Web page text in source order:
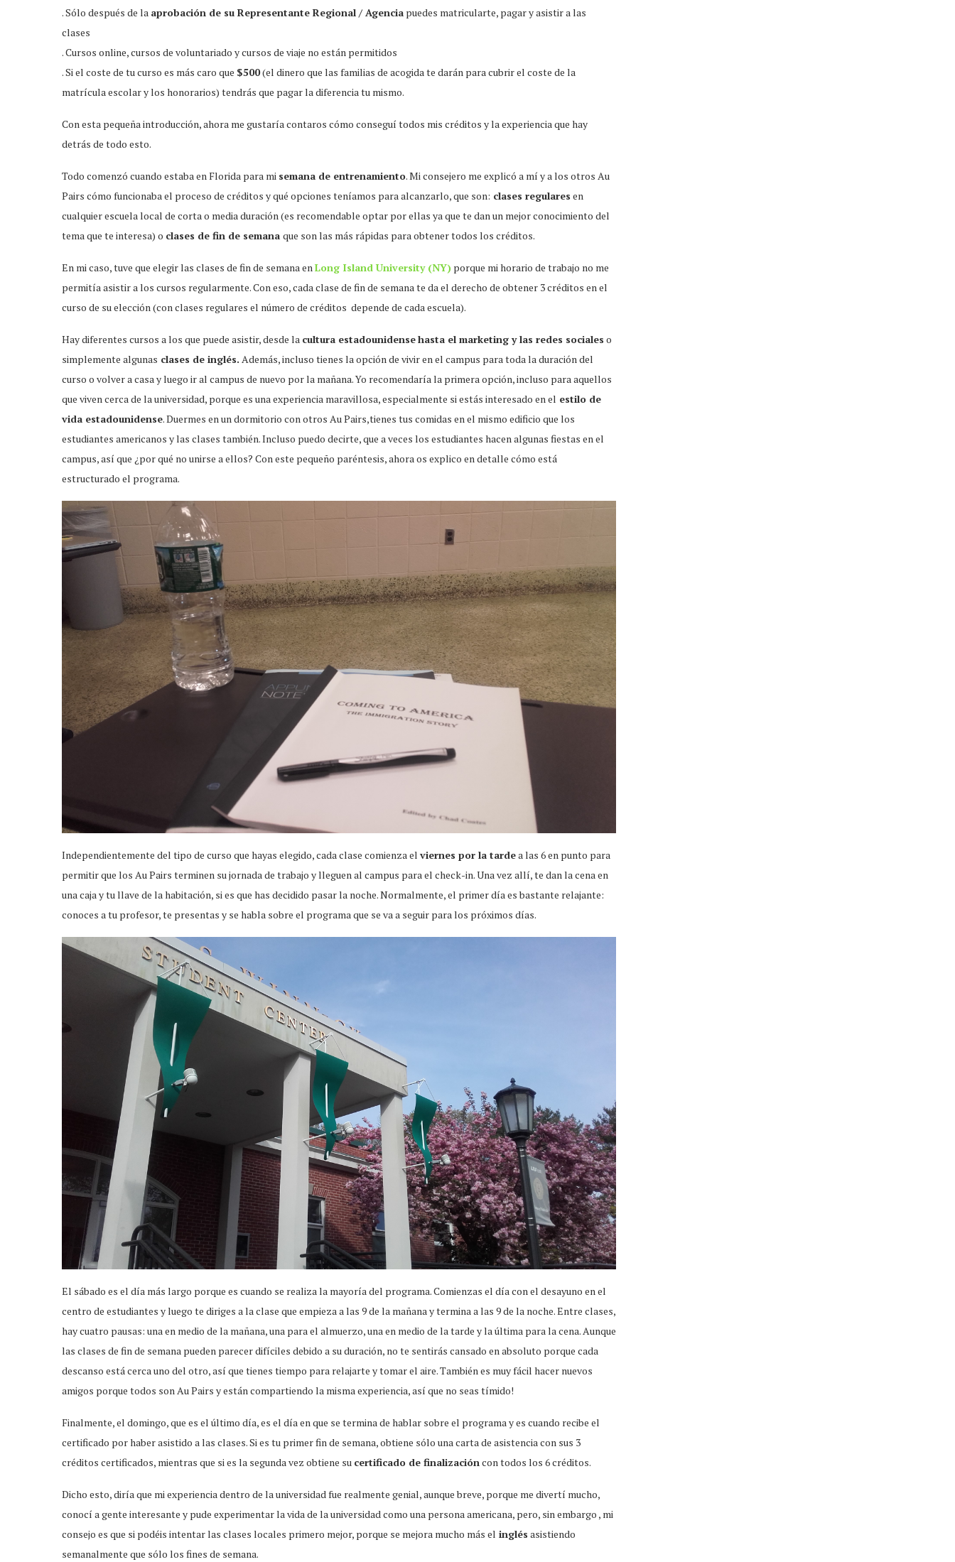
. Sólo después de la aprobación de su Representante Regional / Agencia puedes matricularte, pagar y asistir a las
clases
. Cursos online, cursos de voluntariado y cursos de viaje no están permitidos
. Si el coste de tu curso es más caro que $500(el dinero que las familias de acogida te darán para cubrir el coste de la
matrícula escolar y los honorarios) tendrás que pagar la diferencia tu mismo.
Con esta pequeña introducción, ahora me gustaría contaros cómo conseguí todos mis créditos y la experiencia que hay
detrás de todo esto.
Todo comenzó cuando estaba en Florida para mi semana de entrenamiento. Mi consejero me explicó a mí y a los otros Au
Pairs cómo funcionaba el proceso de créditos y qué opciones teníamos para alcanzarlo, que son: clases regulares en
cualquier escuela local de corta o media duración (es recomendable optar por ellas ya que te dan un mejor conocimiento del
tema que te interesa) o clases de fin de semana que son las más rápidas para obtener todos los créditos.
En mi caso, tuve que elegir las clases de fin de semana enLong Island University (NY) porque mi horario de trabajo no me
permitía asistir a los cursos regularmente. Con eso, cada clase de fin de semana te da el derecho de obtener 3 créditos en el
curso de su elección (con clases regulares el número de créditos depende de cada escuela).
Hay diferentes cursos a los que puede asistir, desde la cultura estadounidensehasta el marketing y las redes sociales o
simplemente algunas clases de inglés. Además, incluso tienes la opción de vivir en el campus para toda la duración del
curso o volver a casa y luego ir al campus de nuevo por la mañana. Yo recomendaría la primera opción, incluso para aquellos
que viven cerca de la universidad, porque es una experiencia maravillosa, especialmente si estás interesado en el estilo de
vida estadounidense. Duermes en un dormitorio con otros Au Pairs,tienes tus comidas en el mismo edificio que los
estudiantes americanos y las clases también. Incluso puedo decirte, que a veces los estudiantes hacen algunas fiestas en el
campus, así que ¿por qué no unirse a ellos? Con este pequeño paréntesis, ahora os explico en detalle cómo está
estructurado el programa.
Independientemente del tipo de curso que hayas elegido, cada clase comienza el viernes por la tardea las 6 en punto para
permitir que los Au Pairs terminen su jornada de trabajo y lleguen al campus para el check-in. Una vez allí, te dan la cena en
una caja y tu llave de la habitación, si es que has decidido pasar la noche. Normalmente, el primer día es bastante relajante:
conoces a tu profesor, te presentas y se habla sobre el programa que se va a seguir para los próximos días.
El sábado es el día más largo porque es cuando se realiza la mayoría del programa. Comienzas el día con el desayuno en el
centro de estudiantes y luego te diriges a la clase que empieza a las 9 de la mañana y termina a las 9 de la noche. Entre clases,
hay cuatro pausas: una en medio de la mañana, una para el almuerzo, una en medio de la tarde y la última para la cena. Aunque
las clases de fin de semana pueden parecer difíciles debido a su duración, no te sentirás cansado en absoluto porque cada
descanso está cerca uno del otro, así que tienes tiempo para relajarte y tomar el aire. También es muy fácil hacer nuevos
amigos porque todos son Au Pairs y están compartiendo la misma experiencia, así que no seas tímido!
Finalmente, el domingo, que es el último día, es el día en que se termina de hablar sobre el programa y es cuando recibe el
certificado por haber asistido a las clases. Si es tu primer fin de semana, obtiene sólo una carta de asistencia con sus 3
créditos certificados, mientras que si es la segunda vez obtiene su certificado de finalizacióncon todos los 6 créditos.
Dicho esto, diría que mi experiencia dentro de la universidad fue realmente genial, aunque breve, porque me divertí mucho,
conocí a gente interesante y pude experimentar la vida de la universidad como una persona americana, pero, sin embargo , mi
consejo es que si podéis intentar las clases locales primero mejor, porque se mejora mucho más el inglés asistiendo
semanalmente que sólo los fines de semana.